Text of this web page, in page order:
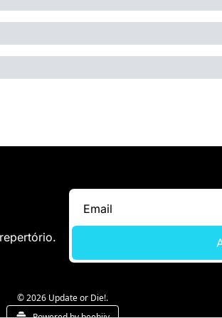
© 2026 Update or Die!.